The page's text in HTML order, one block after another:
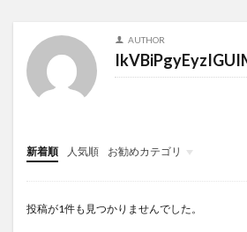
AUTHOR
新着順 人気順 お勧めカテゴリ
Infomation
投稿が1件も見つかりませんでした。
セキュリティ対策ソフト
インストール
PCセットアップ